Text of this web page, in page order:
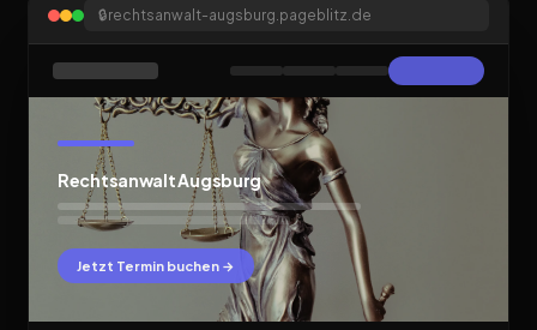
🔒rechtsanwalt-augsburg.pageblitz.de
Rechtsanwalt Augsburg
Jetzt Termin buchen →